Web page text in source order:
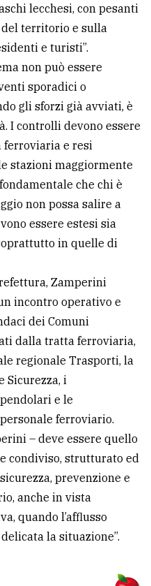
lecchesi, con pesanti
territorio e sulla
e turisti”.
non può essere
sporadici o
gli sforzi già avviati, è
I controlli devono essere
e resi
stazioni maggiormente
che chi è
non possa salire a
essere estesi sia
in quelle di
Zamperini
incontro operativo e
dei Comuni
dalla tratta ferroviaria,
regionale Trasporti, la
Sicurezza, i
e le
ferroviario.
– deve essere quello
condiviso, strutturato ed
prevenzione e
anche in vista
quando l’afflusso
la situazione”.